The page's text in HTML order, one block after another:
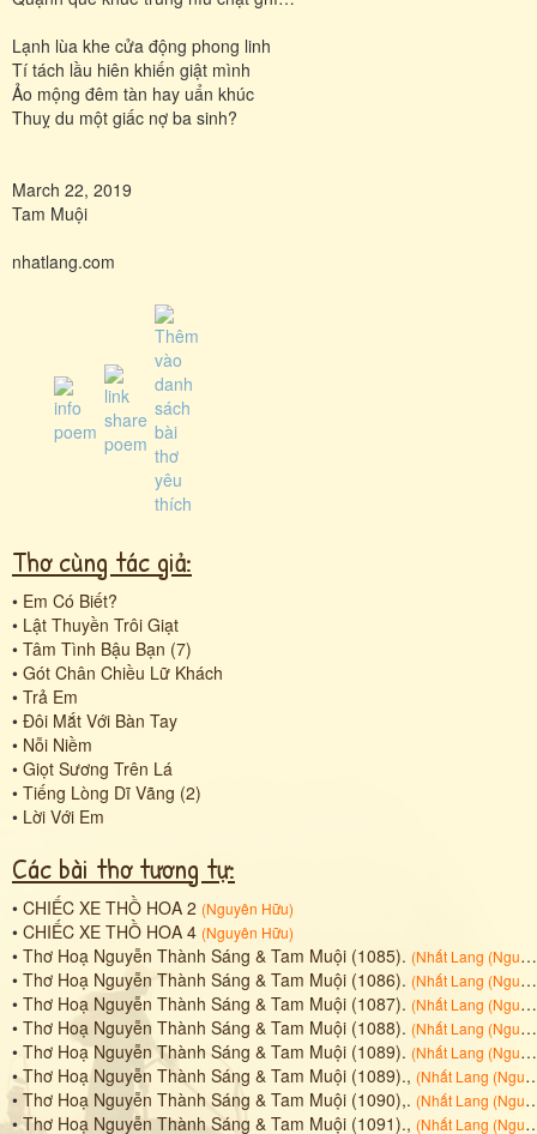
Lạnh lùa khe cửa động phong linh
Tí tách lầu hiên khiến giật mình
Ảo mộng đêm tàn hay uẩn khúc
Thuỵ du một giấc nợ ba sinh?
March 22, 2019
Tam Muội
nhatlang.com
Thơ cùng tác giả:
• Em Có Biết?
• Lật Thuyền Trôi Giạt
• Tâm Tình Bậu Bạn (7)
• Gót Chân Chiều Lữ Khách
• Trả Em
• Đôi Mắt Với Bàn Tay
• Nỗi Niềm
• Giọt Sương Trên Lá
• Tiếng Lòng Dĩ Vãng (2)
• Lời Với Em
Các bài thơ tương tự:
• CHIẾC XE THỒ HOA 2 (Nguyên Hữu)
• CHIẾC XE THỒ HOA 4 (Nguyên Hữu)
• Thơ Hoạ Nguyễn Thành Sáng & Tam Muội (1085). (Nhất Lang (Nguyễn Thành Sáng)
• Thơ Hoạ Nguyễn Thành Sáng & Tam Muội (1086). (Nhất Lang (Nguyễn Thành Sáng)
• Thơ Hoạ Nguyễn Thành Sáng & Tam Muội (1087). (Nhất Lang (Nguyễn Thành Sáng)
• Thơ Hoạ Nguyễn Thành Sáng & Tam Muội (1088). (Nhất Lang (Nguyễn Thành Sáng)
• Thơ Hoạ Nguyễn Thành Sáng & Tam Muội (1089). (Nhất Lang (Nguyễn Thành Sáng)
•Thơ Hoạ Nguyễn Thành Sáng & Tam Muội (1089)., (Nhất Lang (Nguyễn Thành Sáng)
• Thơ Hoạ Nguyễn Thành Sáng & Tam Muội (1090),. (Nhất Lang (Nguyễn Thành Sáng)
•Thơ Hoạ Nguyễn Thành Sáng & Tam Muội (1091)., (Nhất Lang (Nguyễn Thành Sáng)